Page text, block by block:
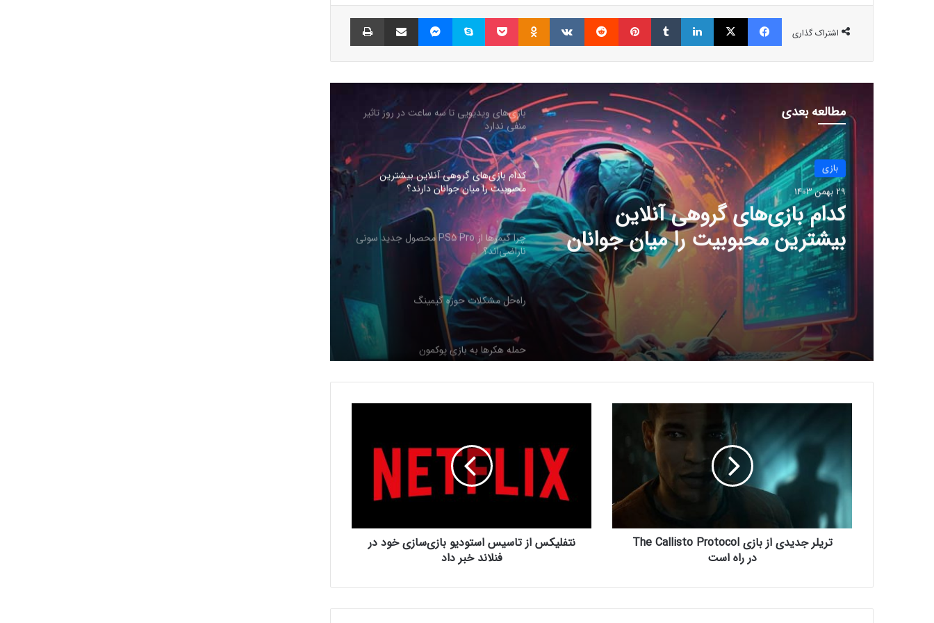
اشتراک گذاری
فیسبوک ایکس لینکداین تامبلر پینتریست Reddit
VKontakte
Odnoklassniki پاکت اسکایپ مسنجر اشتراک گذاری با ایمیل
مطالعه بعدی
بازی
29 بهمن 1403
چرا گیمرها از PS5 Pro محصول
جدید سونی ناراضی‌اند؟
منفی ندارد
کدام بازی‌های گروهی آنلاین بیشترین
محبوبیت را میان جوانان دارند؟
چرا گیمرها از PS5 Pro محصول جدید سونی
ناراضی‌اند؟
راه‌حل مشکلات حوزه گیمینگ
حمله هکرها به بازی پوکمون
کنسول دیجیتال PS5 کمترین محبوبیت را در
بین کنسول‌ها دارد!
اینفوگرافیک: در سال ۲۰۲۵ منتظر این
رفع فیلتر گوگل پلی به حل مشکلات سازندگان
بازی‌ها کمک خواهد کرد؟
جذب سرمایه ۱۰ میلیون دلاری توسط شرکت
بازی‌سازی ترکیه‌ای از سوئد
شبکه پلی‌استیشن (PSN) دچار اختلالات
د
ب
تریلر جدیدی از بازی The Callisto Protocol
در راه است
ز
ی
نتفلیکس از تاسیس استودیو بازی‌سازی خود در
فنلاند خبر داد